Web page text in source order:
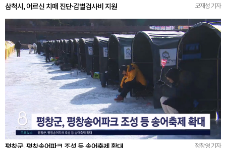
삼척시, 어르신 치매 진단·감별검사비 지원 모재성 기자
정창영 기자